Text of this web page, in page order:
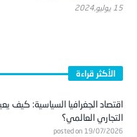
15 يوليو,2024
الأكثر قراءة
اقتصاد الجغرافيا السياسية: كيف
التجاري العالمي؟
posted on 19/07/2026